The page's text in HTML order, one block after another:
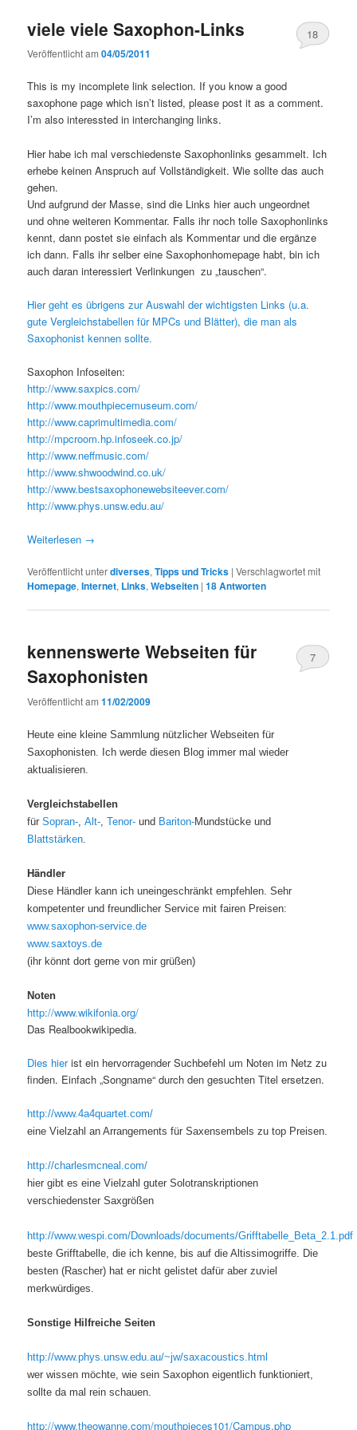
viele viele Saxophon-Links
Veröffentlicht am04/05/2011
18
This is my incomplete link selection. If you know a good
saxophone page which isn’t listed, please post it as a comment.
I’m also interessted in interchanging links.
Hier habe ich mal verschiedenste Saxophonlinks gesammelt. Ich
erhebe keinen Anspruch auf Vollständigkeit. Wie sollte das auch
gehen.
Und aufgrund der Masse, sind die Links hier auch ungeordnet
und ohne weiteren Kommentar. Falls ihr noch tolle Saxophonlinks
kennt, dann postet sie einfach als Kommentar und die ergänze
ich dann. Falls ihr selber eine Saxophonhomepage habt, bin ich
auch daran interessiert Verlinkungen zu „tauschen“.
Hier geht es übrigens zur Auswahl der wichtigsten Links (u.a.
gute Vergleichstabellen für MPCs und Blätter), die man als
Saxophonist kennen sollte.
Saxophon Infoseiten:
http://www.saxpics.com/
http://www.mouthpiecemuseum.com/
http://www.caprimultimedia.com/
http://mpcroom.hp.infoseek.co.jp/
http://www.neffmusic.com/
http://www.shwoodwind.co.uk/
http://www.bestsaxophonewebsiteever.com/
http://www.phys.unsw.edu.au/
Weiterlesen →
Veröffentlicht unterdiverses,Tipps und Tricks |Verschlagwortet mit
Homepage,Internet, Links,Webseiten |18Antworten
kennenswerte Webseiten für
Saxophonisten
Veröffentlicht am11/02/2009
7
Heute eine kleine Sammlung nützlicher Webseiten für
Saxophonisten. Ich werde diesen Blog immer mal wieder
aktualisieren.
Vergleichstabellen
fürSopran- ,Alt- ,Tenor- und Bariton-Mundstücke und
Blattstärken
Händler
Diese Händler kann ich uneingeschränkt empfehlen. Sehr
kompetenter und freundlicher Service mit fairen Preisen:
www.saxophon-service.de
www.saxtoys.de
(ihr könnt dort gerne von mir grüßen)
Noten
http://www.wikifonia.org/
Das Realbookwikipedia.
Dies hierist ein hervorragender Suchbefehl um Noten im Netz zu
finden. Einfach „Songname“ durch den gesuchten Titel ersetzen.
http://www.4a4quartet.com/
eine Vielzahl an Arrangements für Saxensembels zu top Preisen.
http://charlesmcneal.com/
hier gibt es eine Vielzahl guter Solotranskriptionen
verschiedenster Saxgrößen
http://www.wespi.com/Downloads/documents/Grifftabelle_Beta_2.1.pdf
beste Grifftabelle, die ich kenne, bis auf die Altissimogriffe. Die
besten (Rascher) hat er nicht gelistet dafür aber zuviel
merkwürdiges.
Sonstige Hilfreiche Seiten
http://www.phys.unsw.edu.au/~jw/saxacoustics.html
wer wissen möchte, wie sein Saxophon eigentlich funktioniert,
sollte da mal rein schauen.
http://www.theowanne.com/mouthpieces101/Campus.php